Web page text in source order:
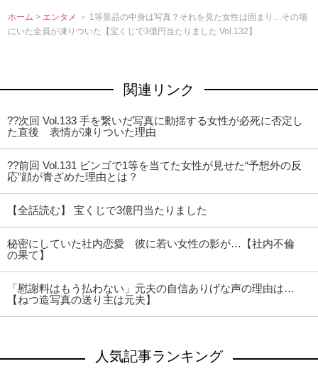
ホーム > エンタメ ＞ 1等景品の中身は写真？それを見た女性は固まり…その場
にいた全員が凍りついた【宝くじで3億円当たりました Vol.132】
関連リンク
??次回 Vol.133 手を繋いだ写真に動揺する女性が必死に否定し
た直後 表情が凍りついた理由
??前回 Vol.131 ビンゴで1等を当てた女性が見せた“予想外の反
応”顔が青ざめた理由とは？
【全話読む】 宝くじで3億円当たりました
秘密にしていた社内恋愛 彼に若い女性の影が…【社内不倫
の果て】
「慰謝料はもう払わない」元夫の自信ありげな声の理由は…
【ねつ造写真の送り主は元夫】
人気記事ランキング